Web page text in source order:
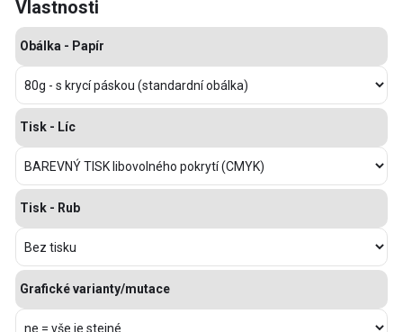
Vlastnosti
Obálka - Papír
Tisk - Líc
Tisk - Rub
Grafické varianty/mutace